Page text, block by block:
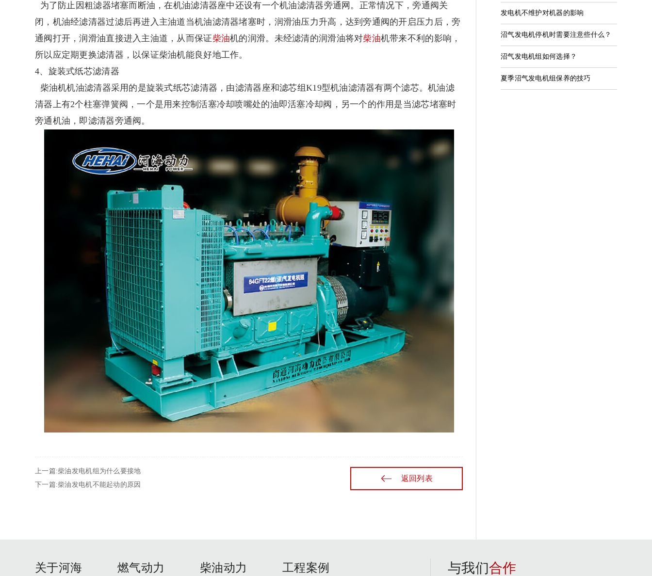
为了防止因粗滤器堵塞而断油，在机油滤清器座中还设有一个机油滤清器旁通网。正常情况下，旁通阀关
闭，机油经滤清器过滤后再进入主油道当机油滤清器堵塞时，润滑油压力升高，达到旁通阀的开启压力后，旁
通阀打开，润滑油直接进入主油道，从而保证柴油机的润滑。未经滤清的润滑油将对柴油机带来不利的影响，
所以应定期更换滤清器，以保证柴油机能良好地工作。
4、旋装式纸芯滤清器
柴油机机油滤清器采用的是旋装式纸芯滤清器，由滤清器座和滤芯组K19型机油滤清器有两个滤芯。机油滤
清器上有2个柱塞弹簧阀，一个是用来控制活塞冷却喷嘴处的油即活塞冷却阀，另一个的作用是当滤芯堵塞时
旁通机油，即滤清器旁通阀。
上一篇:柴油发电机组为什么要接地
下一篇:柴油发电机不能起动的原因
返回列表
发电机不维护对机器的影响
沼气发电机停机时需要注意些什么？
沼气发电机组如何选择？
夏季沼气发电机组保养的技巧
关于河海 燃气动力 柴油动力 工程案例 与我们合作